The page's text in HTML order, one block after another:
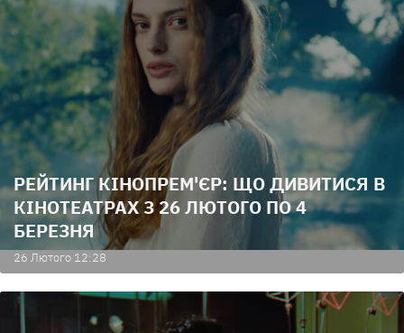
РЕЙТИНГ КІНОПРЕМ'ЄР: ЩО ДИВИТИСЯ В
КІНОТЕАТРАХ З 26 ЛЮТОГО ПО 4
БЕРЕЗНЯ
26 Лютого 12:28